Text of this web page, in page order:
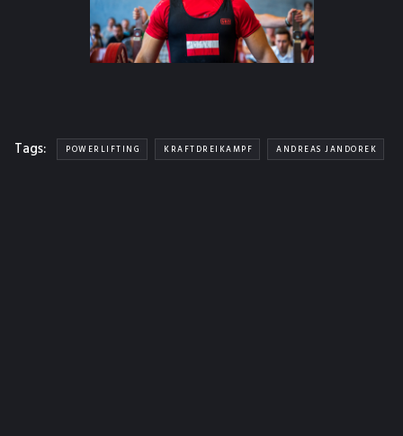
Tags: POWERLIFTING KRAFTDREIKAMPF ANDREAS JANDOREK